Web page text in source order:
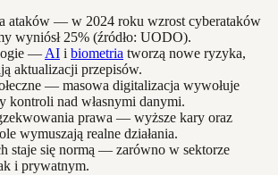
ataków — w 2024 roku wzrost cyberataków
wyniósł 25% (źródło: UODO).
— AI i biometria tworzą nowe ryzyka,
aktualizacji przepisów.
— masowa digitalizacja wywołuje
kontroli nad własnymi danymi.
prawa — wyższe kary oraz
wymuszają realne działania.
staje się normą — zarówno w sektorze
i prywatnym.